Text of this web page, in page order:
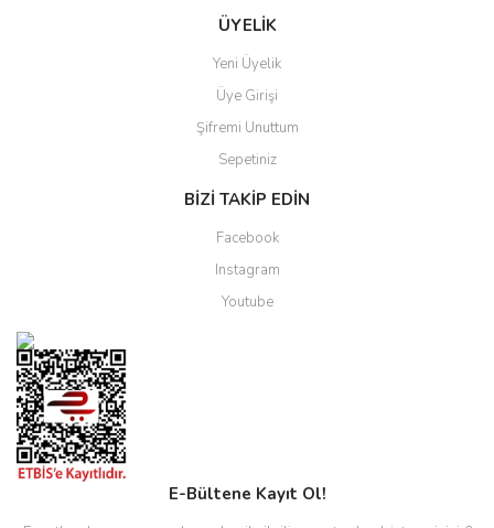
ÜYELİK
Yeni Üyelik
Üye Girişi
Şifremi Unuttum
Sepetiniz
BİZİ TAKİP EDİN
Facebook
Instagram
Youtube
E-Bültene Kayıt Ol!